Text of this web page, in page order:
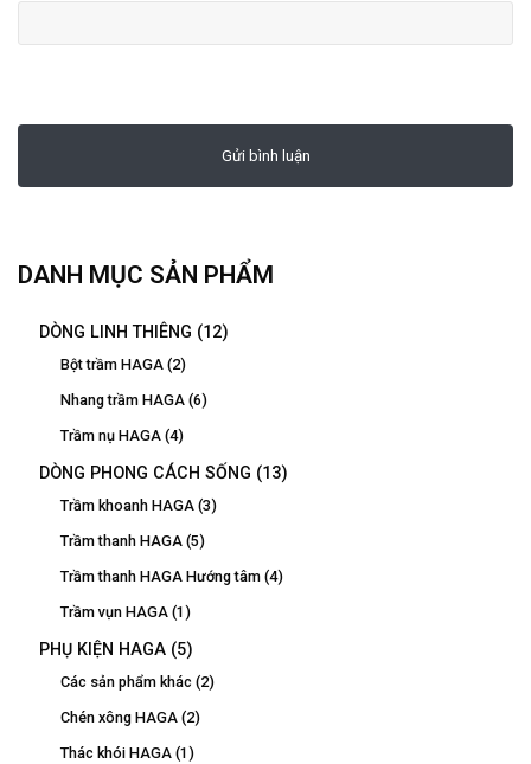
DANH MỤC SẢN PHẨM
DÒNG LINH THIÊNG (12)
Bột trầm HAGA (2)
Nhang trầm HAGA (6)
Trầm nụ HAGA (4)
DÒNG PHONG CÁCH SỐNG (13)
Trầm khoanh HAGA (3)
Trầm thanh HAGA (5)
Trầm thanh HAGA Hướng tâm (4)
Trầm vụn HAGA (1)
PHỤ KIỆN HAGA (5)
Các sản phẩm khác (2)
Chén xông HAGA (2)
Thác khói HAGA (1)